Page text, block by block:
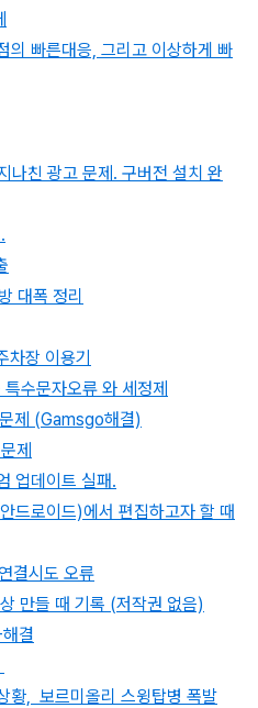
빠른대응, 그리고 이상하게 빠
나친 광고 문제. 구버전 설치 완
대폭 정리
차장 이용기
수문자오류 와 세정제
제 (Gamsgo해결)
제
업데이트 실패.
드로이드)에서 편집하고자 할 때
결시도 오류
만들 때 기록 (저작권 없음)
결
황, 보르미올리 스윙탑병 폭발